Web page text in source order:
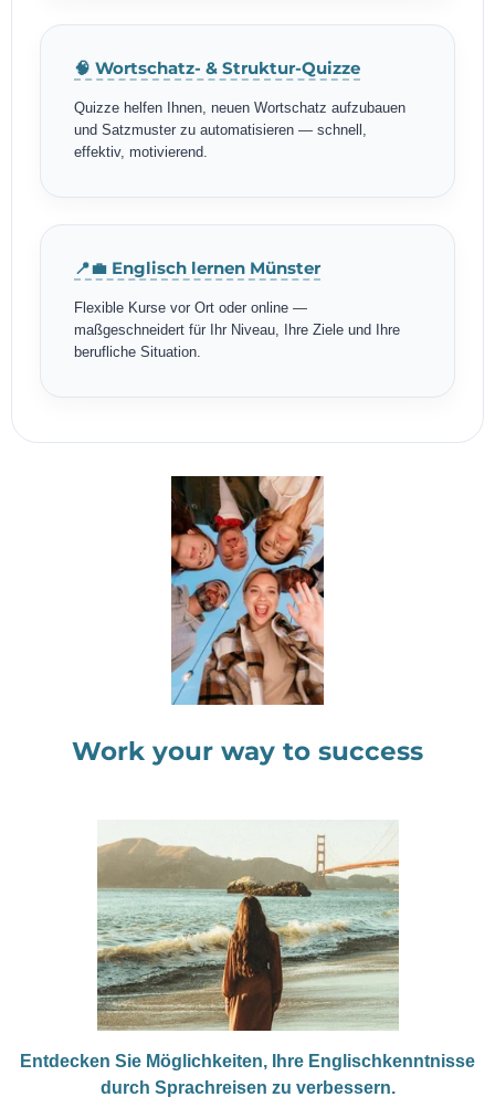
🧠 Wortschatz- & Struktur-Quizze
Quizze helfen Ihnen, neuen Wortschatz aufzubauen
und Satzmuster zu automatisieren — schnell,
effektiv, motivierend.
📍💼 Englisch lernen Münster
Flexible Kurse vor Ort oder online —
maßgeschneidert für Ihr Niveau, Ihre Ziele und Ihre
berufliche Situation.
Work your way to success
Entdecken Sie Möglichkeiten, Ihre Englischkenntnisse
durch Sprachreisen zu verbessern.